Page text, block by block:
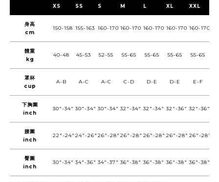
XS SS S M L XL XXL
身高
cm
150-158 155-163 160-170 160-170 160-170 160-170 160-170
體重
kg
40-48 45-53 52-55 55-65 55-65 55-65 55-65
罩杯
cup
A-B A-C A-C C-D D-E D-E E-F
下胸圍
inch
30"-34" 30"-34" 30"-34" 32"-34" 32"-34" 32"-36" 32"-36"
腰圍
inch
22"-24" 24"-26" 26"-28" 26"-28" 26"-28" 26"-28" 26"-28"
臀圍
inch
30"-34" 34"-36" 34"-37" 36"-38" 36"-38" 36"-38" 36"-38"